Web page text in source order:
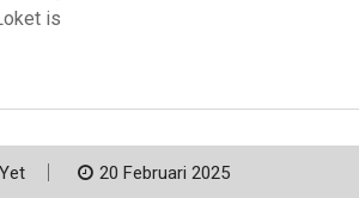
is
20 Februari 2025